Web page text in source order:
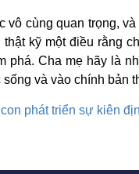
vô cùng quan trọng,
kỹ một điều rằng
phá. Cha mẹ hãy là
và vào chính bản
phát triển sự kiên